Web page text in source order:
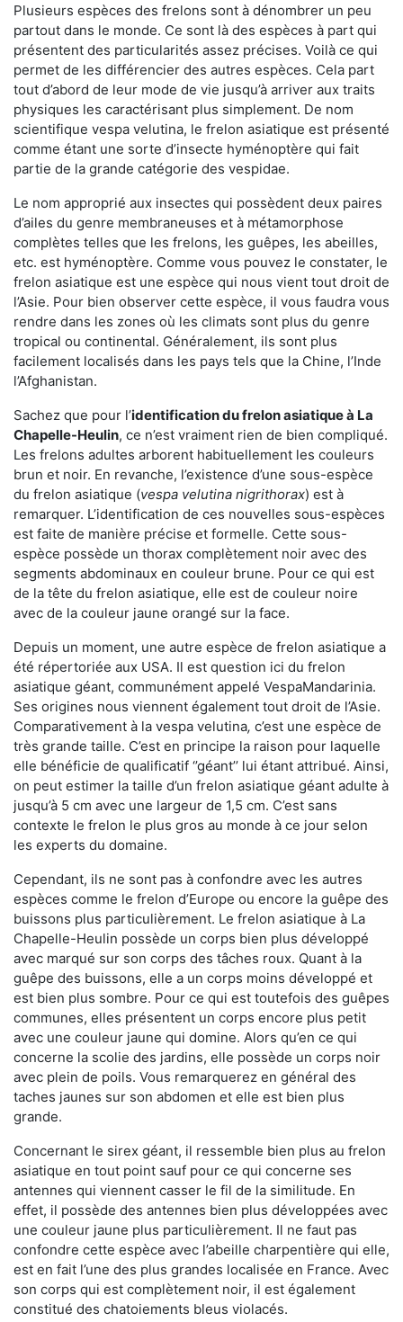
Plusieurs espèces des frelons sont à dénombrer un peu
partout dans le monde. Ce sont là des espèces à part qui
présentent des particularités assez précises. Voilà ce qui
permet de les différencier des autres espèces. Cela part
tout d’abord de leur mode de vie jusqu’à arriver aux traits
physiques les caractérisant plus simplement. De nom
scientifique vespa velutina, le frelon asiatique est présenté
comme étant une sorte d’insecte hyménoptère qui fait
partie de la grande catégorie des vespidae.
Le nom approprié aux insectes qui possèdent deux paires
d’ailes du genre membraneuses et à métamorphose
complètes telles que les frelons, les guêpes, les abeilles,
etc. est hyménoptère. Comme vous pouvez le constater, le
frelon asiatique est une espèce qui nous vient tout droit de
l’Asie. Pour bien observer cette espèce, il vous faudra vous
rendre dans les zones où les climats sont plus du genre
tropical ou continental. Généralement, ils sont plus
facilement localisés dans les pays tels que la Chine, l’Inde
l’Afghanistan.
Sachez que pour l’identification du frelon asiatiqueà La
Chapelle-Heulin, ce n’est vraiment rien de bien compliqué.
Les frelons adultes arborent habituellement les couleurs
brun et noir. En revanche, l’existence d’une sous-espèce
du frelon asiatique (vespa velutina nigrithorax) est à
remarquer. L’identification de ces nouvelles sous-espèces
est faite de manière précise et formelle. Cette sous-
espèce possède un thorax complètement noir avec des
segments abdominaux en couleur brune. Pour ce qui est
de la tête du frelon asiatique, elle est de couleur noire
avec de la couleur jaune orangé sur la face.
Depuis un moment, une autre espèce de frelon asiatique a
été répertoriée aux USA. Il est question ici du frelon
asiatique géant, communément appelé VespaMandarinia.
Ses origines nous viennent également tout droit de l’Asie.
Comparativement à la vespa velutina, c’est une espèce de
très grande taille. C’est en principe la raison pour laquelle
elle bénéficie de qualificatif ‘’géant’’ lui étant attribué. Ainsi,
on peut estimer la taille d’un frelon asiatique géant adulte à
jusqu’à 5 cm avec une largeur de 1,5 cm. C’est sans
contexte le frelon le plus gros au monde à ce jour selon
les experts du domaine.
Cependant, ils ne sont pas à confondre avec les autres
espèces comme le frelon d’Europe ou encore la guêpe des
buissons plus particulièrement. Le frelon asiatique à La
Chapelle-Heulin possède un corps bien plus développé
avec marqué sur son corps des tâches roux. Quant à la
guêpe des buissons, elle a un corps moins développé et
est bien plus sombre. Pour ce qui est toutefois des guêpes
communes, elles présentent un corps encore plus petit
avec une couleur jaune qui domine. Alors qu’en ce qui
concerne la scolie des jardins, elle possède un corps noir
avec plein de poils. Vous remarquerez en général des
taches jaunes sur son abdomen et elle est bien plus
grande.
Concernant le sirex géant, il ressemble bien plus au frelon
asiatique en tout point sauf pour ce qui concerne ses
antennes qui viennent casser le fil de la similitude. En
effet, il possède des antennes bien plus développées avec
une couleur jaune plus particulièrement. Il ne faut pas
confondre cette espèce avec l’abeille charpentière qui elle,
est en fait l’une des plus grandes localisée en France. Avec
son corps qui est complètement noir, il est également
constitué des chatoiements bleus violacés.